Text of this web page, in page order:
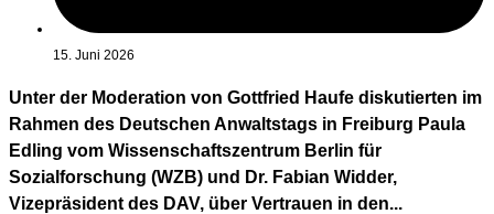
15. Juni 2026
Unter der Moderation von Gottfried Haufe diskutierten im
Rahmen des Deutschen Anwaltstags in Freiburg Paula
Edling vom Wissenschaftszentrum Berlin für
Sozialforschung (WZB) und Dr. Fabian Widder,
Vizepräsident des DAV, über Vertrauen in den...